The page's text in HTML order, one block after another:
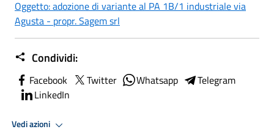
Oggetto: adozione di variante al PA 1B/1 industriale via
Agusta - propr. Sagem srl
Condividi:
Facebook Twitter Whatsapp
Telegram
LinkedIn
Vedi azioni